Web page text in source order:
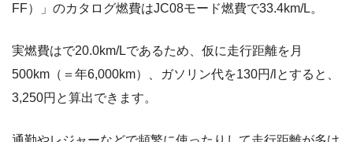
FF）」のカタログ燃費はJC08モード燃費で33.4km/L。
実燃費はで20.0km/Lであるため、仮に走行距離を月
500km（＝年6,000km）、ガソリン代を130円/lとすると、
3,250円と算出できます。